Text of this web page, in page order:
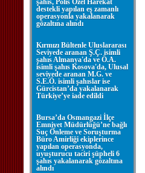
şahıs, Polis Özel Harekat
destekli yapılan eş zamanlı
operasyonla yakalanarak
gözaltına alındı
Kırmızı Bültenle Uluslararası
Seviyede aranan Ş.Ç. isimli
şahıs Almanya'da ve Ö.A.
isimli şahıs Kosova'da, Ulusal
seviyede aranan M.G. ve
S.E.Ö. isimli şahıslar ise
Gürcistan’da yakalanarak
Türkiye’ye iade edildi
Bursa’da Osmangazi İlçe
Emniyet Müdürlüğü’ne bağlı
Suç Önleme ve Soruşturma
Büro Amirliği ekiplerince
yapılan operasyonda,
uyuşturucu taciri şüpheli 6
şahıs yakalanarak gözaltına
alındı